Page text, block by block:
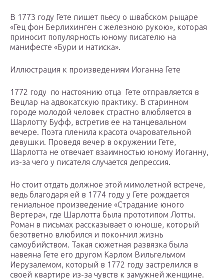
В 1773 году Гете пишет пьесу о швабском рыцаре
«Гец фон Берлихинген с железною рукою», которая
приносит популярность юному писателю на
манифесте «Бури и натиска».
Иллюстрация к произведениям Иоганна Гете
1772 году по настоянию отца Гете отправляется в
Вецлар на адвокатскую практику. В старинном
городе молодой человек страстно влюбляется в
Шарлотту Буфф, встретив ее на танцевальном
вечере. Поэта пленила красота очаровательной
девушки. Проведя вечер в окружении Гете,
Шарлотта не отвечает взаимностью юному Иоганну,
из-за чего у писателя случается депрессия.
Но стоит отдать должное этой мимолетной встрече,
ведь благодаря ей в 1774 году у Гете рождается
гениальное произведение «Страдание юного
Вертера», где Шарлотта была прототипом Лотты.
Роман в письмах рассказывает о юноше, который
безответно влюбился и покончил жизнь
самоубийством. Такая сюжетная развязка была
навеяна Гете его другом Карлом Вильгельмом
Иерузалемом, который в 1772 году застрелился в
своей квартире из-за чувств к замужней женщине.